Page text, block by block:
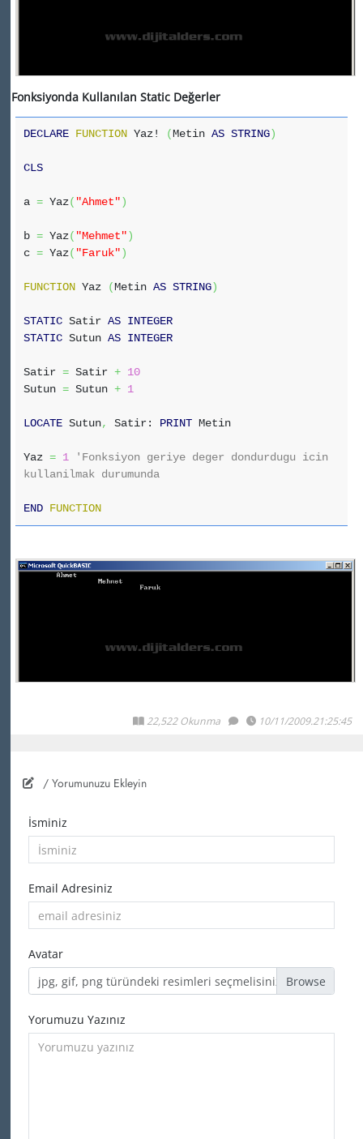
Fonksiyonda Kullanılan Static Değerler
DECLARE FUNCTION Yaz! (Metin AS STRING)
CLS
a = Yaz( "Ahmet")
b = Yaz( "Mehmet")
c = Yaz( "Faruk")
FUNCTION Yaz (Metin AS STRING)
STATIC Satir AS INTEGER
STATIC Sutun AS INTEGER
Satir = Satir + 10
Sutun = Sutun + 1
LOCATE Sutun, Satir: PRINT Metin
Yaz = 1
'Fonksiyon geriye deger dondurdugu icin
kullanilmak durumunda
END FUNCTION
22,522 Okunma 10/11/2009.21:25:45
/ Yorumunuzu Ekleyin
İsminiz
Email Adresiniz
Avatar
jpg, gif, png türündeki resimleri seçmelisiniz
Yorumuzu Yazınız